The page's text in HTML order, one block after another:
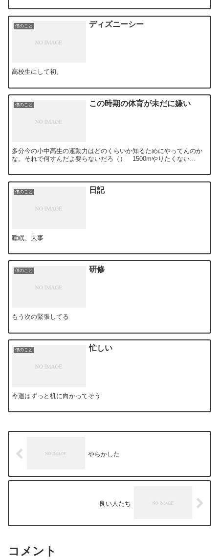
僕のこと ディズニーシー
高校生にして初。
僕のこと この時期の体育が未だに嫌い
多分今の小中高生の運動力はどのくらいか知るためにやってんのか
な。それで何すんだよ要らないだろ（） 1500mやりたくない…
僕のこと 日記
睡眠、大事
僕のこと 研修
もう次の緊張してる
僕のこと 忙しい
今週はずっと机に向かってそう
やらかした
良い人たち
コメント